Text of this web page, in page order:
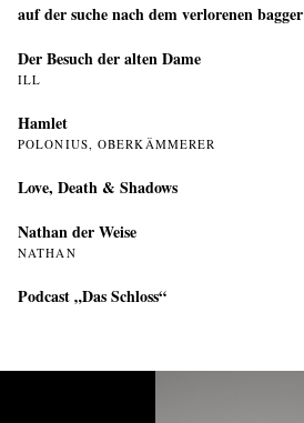
auf der suche nach dem verlorenen bagger
Der Besuch der alten Dame
ILL
Hamlet
POLONIUS, OBERKÄMMERER
Love, Death & Shadows
Nathan der Weise
NATHAN
Podcast „Das Schloss“